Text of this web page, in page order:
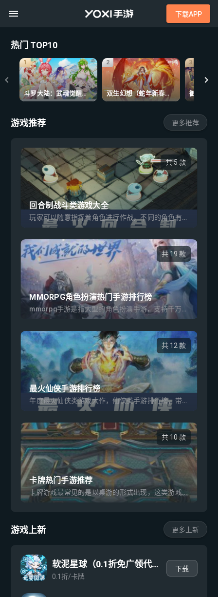
下载APP
热门 TOP10
1
斗罗大陆：武魂觉醒（众神版）
2
双生幻想（蛇年新春版）
3
游戏推荐 更多推荐
共 5 款
回合制战斗类游戏大全
玩家可以随意指挥着角色进行作战，不同的角色有不同的战斗能力，组合在一起会产生羁绊的效果，战斗能力也会增强，感兴趣的玩家快来试试吧！
共 19 款
MMORPG角色扮演热门手游排行榜
mmorpg手游是指大型的角色扮演手游，支持千万玩家同时在线，自由的竞技冒险，还有组队挑战副本等玩法。超大的世界地图，多样的场景画面，带来震撼人心的视觉体验。超强的互动性，手游充值折扣平台。下面就让小编为大家带来MMORPG角色扮演热门手游排行榜2022。
共 12 款
最火仙侠手游排行榜
年度最火仙侠类游戏大作，仙侠类手游排行榜，带您领略全新修仙世界,特色武侠轻功,不花一分钱照样玩的过瘾，折扣手游app大全
共 10 款
卡牌热门手游推荐
卡牌游戏最常见的是以桌游的形式出现，这类游戏有一定的历史了。而如今的卡牌游戏在长久的积累与变迁中，已经演变出了多种多样的玩法。小编根据各类型的玩法，整理了一批出色的卡牌类单机游戏，玩家可以根据最新、最热以及游戏体积大小来进行选择。折扣手游平台推荐。
游戏上新 更多上新
软泥星球（0.1折免广领代金券）
0.1折/卡牌
下载